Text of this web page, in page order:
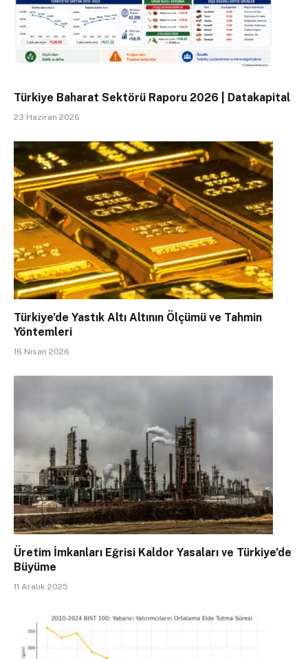
Türkiye Baharat Sektörü Raporu 2026 | Datakapital
23 Haziran 2026
Türkiye’de Yastık Altı Altının Ölçümü ve Tahmin
Yöntemleri
16 Nisan 2026
Üretim İmkanları Eğrisi Kaldor Yasaları ve Türkiye’de
Büyüme
11 Aralık 2025